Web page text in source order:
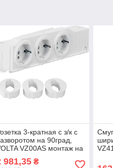
3-кратная с з/к с
на 90град,
VZ00AS монтаж на
(Smart Rozetka)
981,35₴